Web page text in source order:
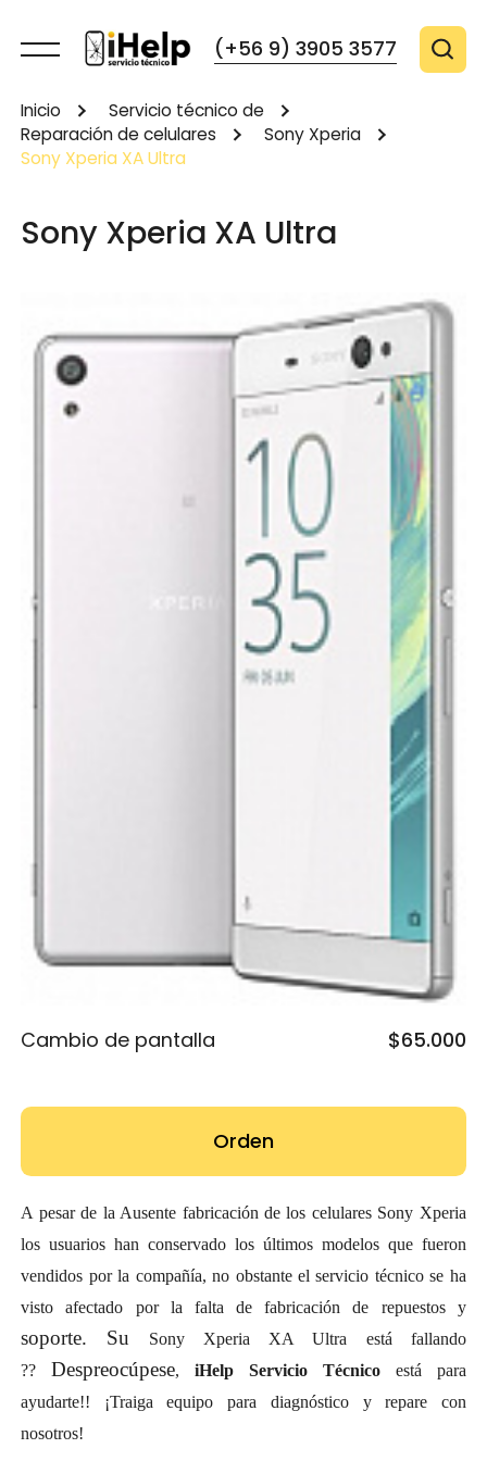
(+56 9) 3905 3577
Inicio
Servicio técnico de
Reparación de celulares
Sony Xperia
Sony Xperia XA Ultra
Sony Xperia XA Ultra
Cambio de pantalla $65.000
Orden
A pesar de la Ausente fabricación de los celulares Sony Xperia
los usuarios han conservado los últimos modelos que fueron
vendidos por la compañía, no obstante el servicio técnico se ha
visto afectado por la falta de fabricación de repuestos y
soporte. Su
Sony Xperia XA Ultra está fallando
?? Despreocúpese,iHelp Servicio Técnicoestá para
ayudarte!! ¡Traiga equipo para diagnóstico y repare con
nosotros!